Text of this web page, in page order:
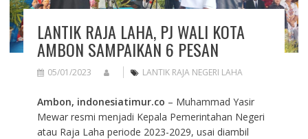
LANTIK RAJA LAHA, PJ WALI KOTA
AMBON SAMPAIKAN 6 PESAN
05/01/2023 LANTIK RAJA NEGERI LAHA
Ambon, indonesiatimur.co – Muhammad Yasir
Mewar resmi menjadi Kepala Pemerintahan Negeri
atau Raja Laha periode 2023-2029, usai diambil